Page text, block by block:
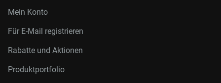
Mein Konto
Für E-Mail registrieren
Rabatte und Aktionen
Produktportfolio